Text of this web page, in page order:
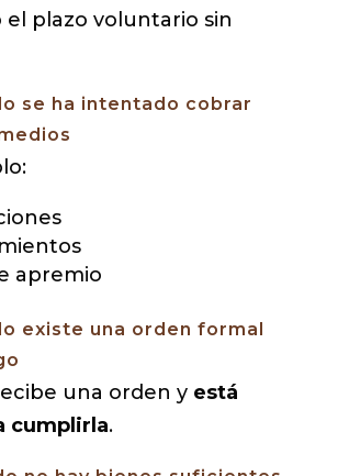
el plazo voluntario sin
se ha intentado cobrar
apremio
existe una orden formal
una orden y está
cumplirla.